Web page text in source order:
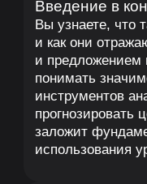
Блок 4
Практическое
Вы выполните
уровней на 5-
графиках, чтобы
знания. Практика
уверенно строить
их использовать в
важный шаг для